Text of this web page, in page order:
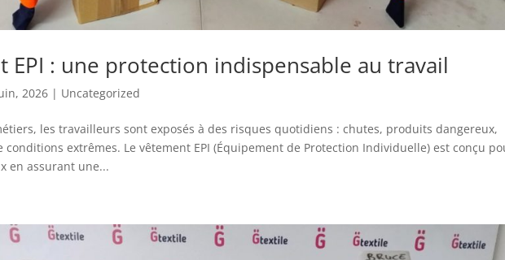
EPI : une protection indispensable au travail
2026 | Uncategorized
les travailleurs sont exposés à des risques quotidiens : chutes, produits dangereux,
conditions extrêmes. Le vêtement EPI (Équipement de Protection Individuelle) est conçu
en assurant une...